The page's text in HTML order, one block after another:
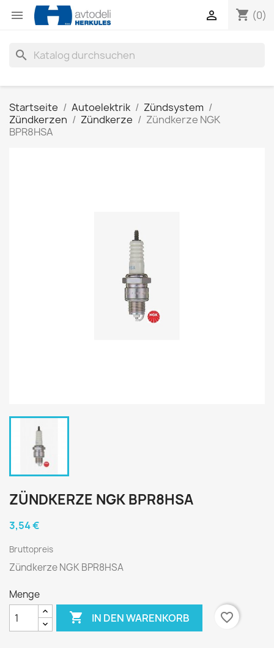
 shopping_cart (0)

search
Startseite Autoelektrik
Zündsystem
Zündkerzen
Zündkerze
Zündkerze NGK
BPR8HSA
ZÜNDKERZE NGK BPR8HSA
3,54 €
Bruttopreis
Zündkerze NGK BPR8HSA
Menge
 IN DEN WARENKORB favorite_border